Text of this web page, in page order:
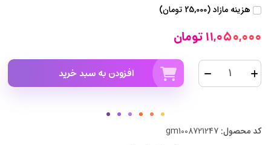
هزینه مازاد (25,000 تومان)
11,050,000 تومان
افزودن به سبد خرید
کد محصول: